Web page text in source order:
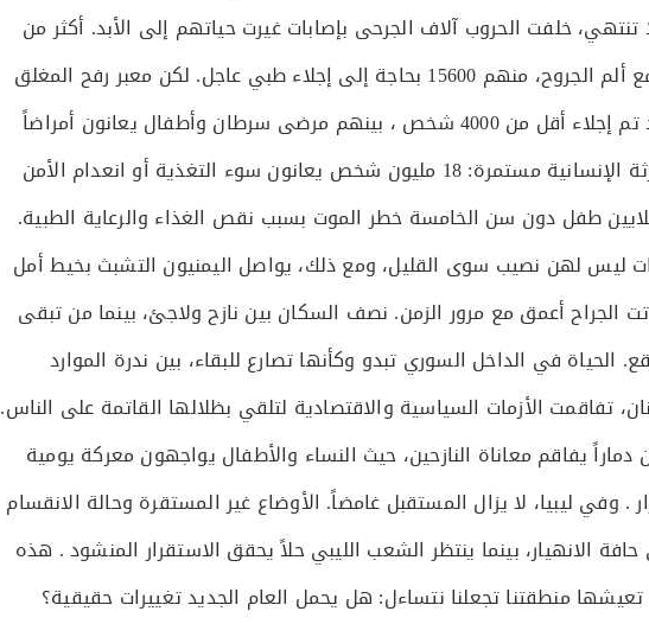
خلفت الحروب آلاف الجرحى بإصابات غيرت حياتهم إلى الأبد. أكثر من
25 ألف شخص يعيشون مع ألم الجروح، منهم 15600 بحاجة إلى إجلاء طبي عاجل. لكن معبر رفح المغلق
يعكس مأساة أخرى، فقد تم إجلاء أقل من 4000 شخص ، بينهم مرضى سرطان وأطفال يعانون أمراضاً
مزمنة . وفي اليمن، الكارثة الإنسانية مستمرة: 18 مليون شخص يعانون سوء التغذية أو انعدام الأمن
بينما يواجه 5 ملايين طفل دون سن الخامسة خطر الموت بسبب نقص الغذاء والرعاية الطبية.
ليس لهن نصيب سوى القليل، ومع ذلك، يواصل اليمنيون التشبث بخيط أمل
الجراح أعمق مع مرور الزمن. نصف السكان بين نازح ولاجئ، بينما من تبقى
في الداخل السوري تبدو وكأنها تصارع للبقاء، بين ندرة الموارد
تفاقمت الأزمات السياسية والاقتصادية لتلقي بظلالها القاتمة على الناس.
يفاقم معاناة النازحين، حيث النساء والأطفال يواجهون معركة يومية
. وفي ليبيا، لا يزال المستقبل غامضاً. الأوضاع غير المستقرة وحالة الانقسام
الانهيار، بينما ينتظر الشعب الليبي حلاً يحقق الاستقرار المنشود . هذه
تعيشها منطقتنا تجعلنا نتساءل: هل يحمل العام الجديد تغييرات حقيقية؟